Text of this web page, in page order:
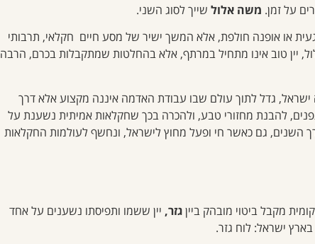
על זמן. משה אלול שייך לסוג השני.
או אופנה חולפת, אלא המשך ישיר של מסע חיים חקלאי, תרבותי
יין טוב אינו מתחיל במרתף, אלא בהחלטות שמתקבלות בכרם, הרבה
ישראל, גדל לתוך עולם שבו עבודת האדמה איננה מקצוע אלא דרך
גפנים, להבנת מחזורי טבע, ולהכרה בכך שחקלאות אמיתית נשענת על
השנים, גם כאשר חי ופעל מחוץ לישראל, ונחשף לעולמות החקלאות
מקבל ביטוי מובהק בייןגזר, יין ששמו ותפיסתו נשענים על אחד
ישראל: לוח גזר.